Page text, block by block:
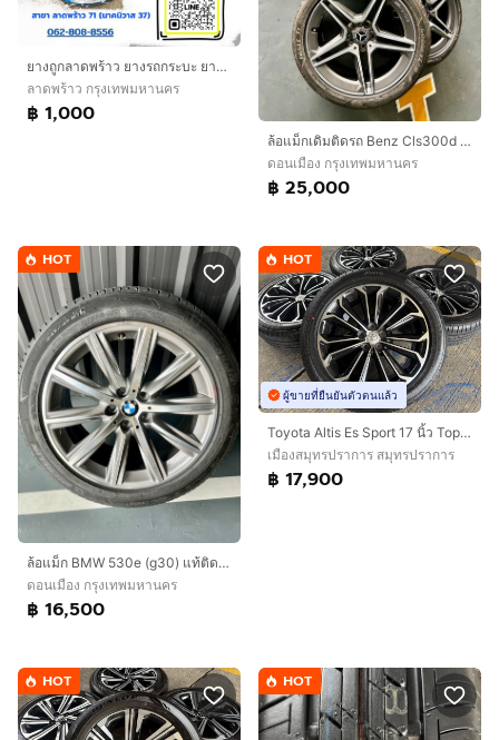
ยางถูกลาดพร้าว ยางรถกระบะ ยางsuv
ลาดพร้าว กรุงเทพมหานคร
฿ 1,000
ล้อแม็กเดิมติดรถ Benz Cls300d AMG ขอบ 19 ครบชุด ของแท้
ดอนเมือง กรุงเทพมหานคร
฿ 25,000
HOT
ล้อแม็ก BMW 530e (g30) แท้ติดรถ เดิมๆ พร้อมยาง ปี 2024 ดอกเต็มครบชุด ขอบ 18
ดอนเมือง กรุงเทพมหานคร
฿ 16,500
HOT
ผู้ขายที่ยืนยันตัวตนแล้ว
Toyota Altis Es Sport 17 นิ้ว Top🔥
เมืองสมุทรปราการ สมุทรปราการ
฿ 17,900
HOT HOT